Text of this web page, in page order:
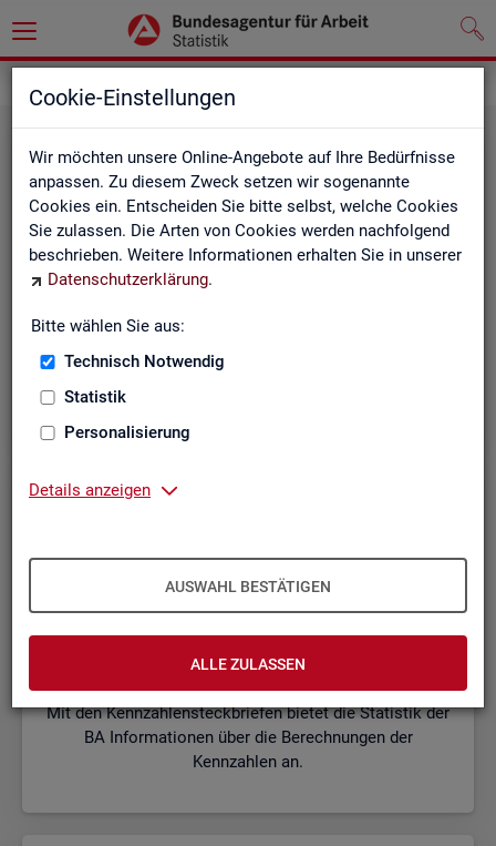
Cookie-Einstellungen
Wir möchten unsere Online-Angebote auf Ihre Bedürfnisse
anpassen. Zu diesem Zweck setzen wir sogenannte
Cookies ein. Entscheiden Sie bitte selbst, welche Cookies
Sie zulassen. Die Arten von Cookies werden nachfolgend
beschrieben. Weitere Informationen erhalten Sie in unserer
Datenschutzerklärung.
Bitte wählen Sie aus:
Technisch Notwendig
Statistik
Personalisierung
Details anzeigen
AUSWAHL BESTÄTIGEN
ALLE ZULASSEN
Die Kurzinformationen geben einen schnellen Überblick
über die Fachstatistiken der Statistik der BA.
Mit den Kennzahlensteckbriefen bietet die Statistik der
BA Informationen über die Berechnungen der
Kennzahlen an.